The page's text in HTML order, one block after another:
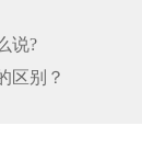
说?
区别？